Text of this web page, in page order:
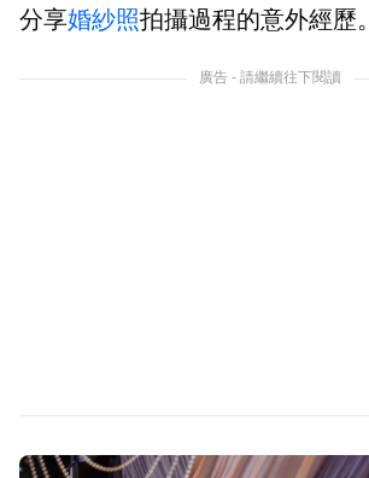
分享婚紗照拍攝過程的意外經歷。
廣告 - 請繼續往下閱讀